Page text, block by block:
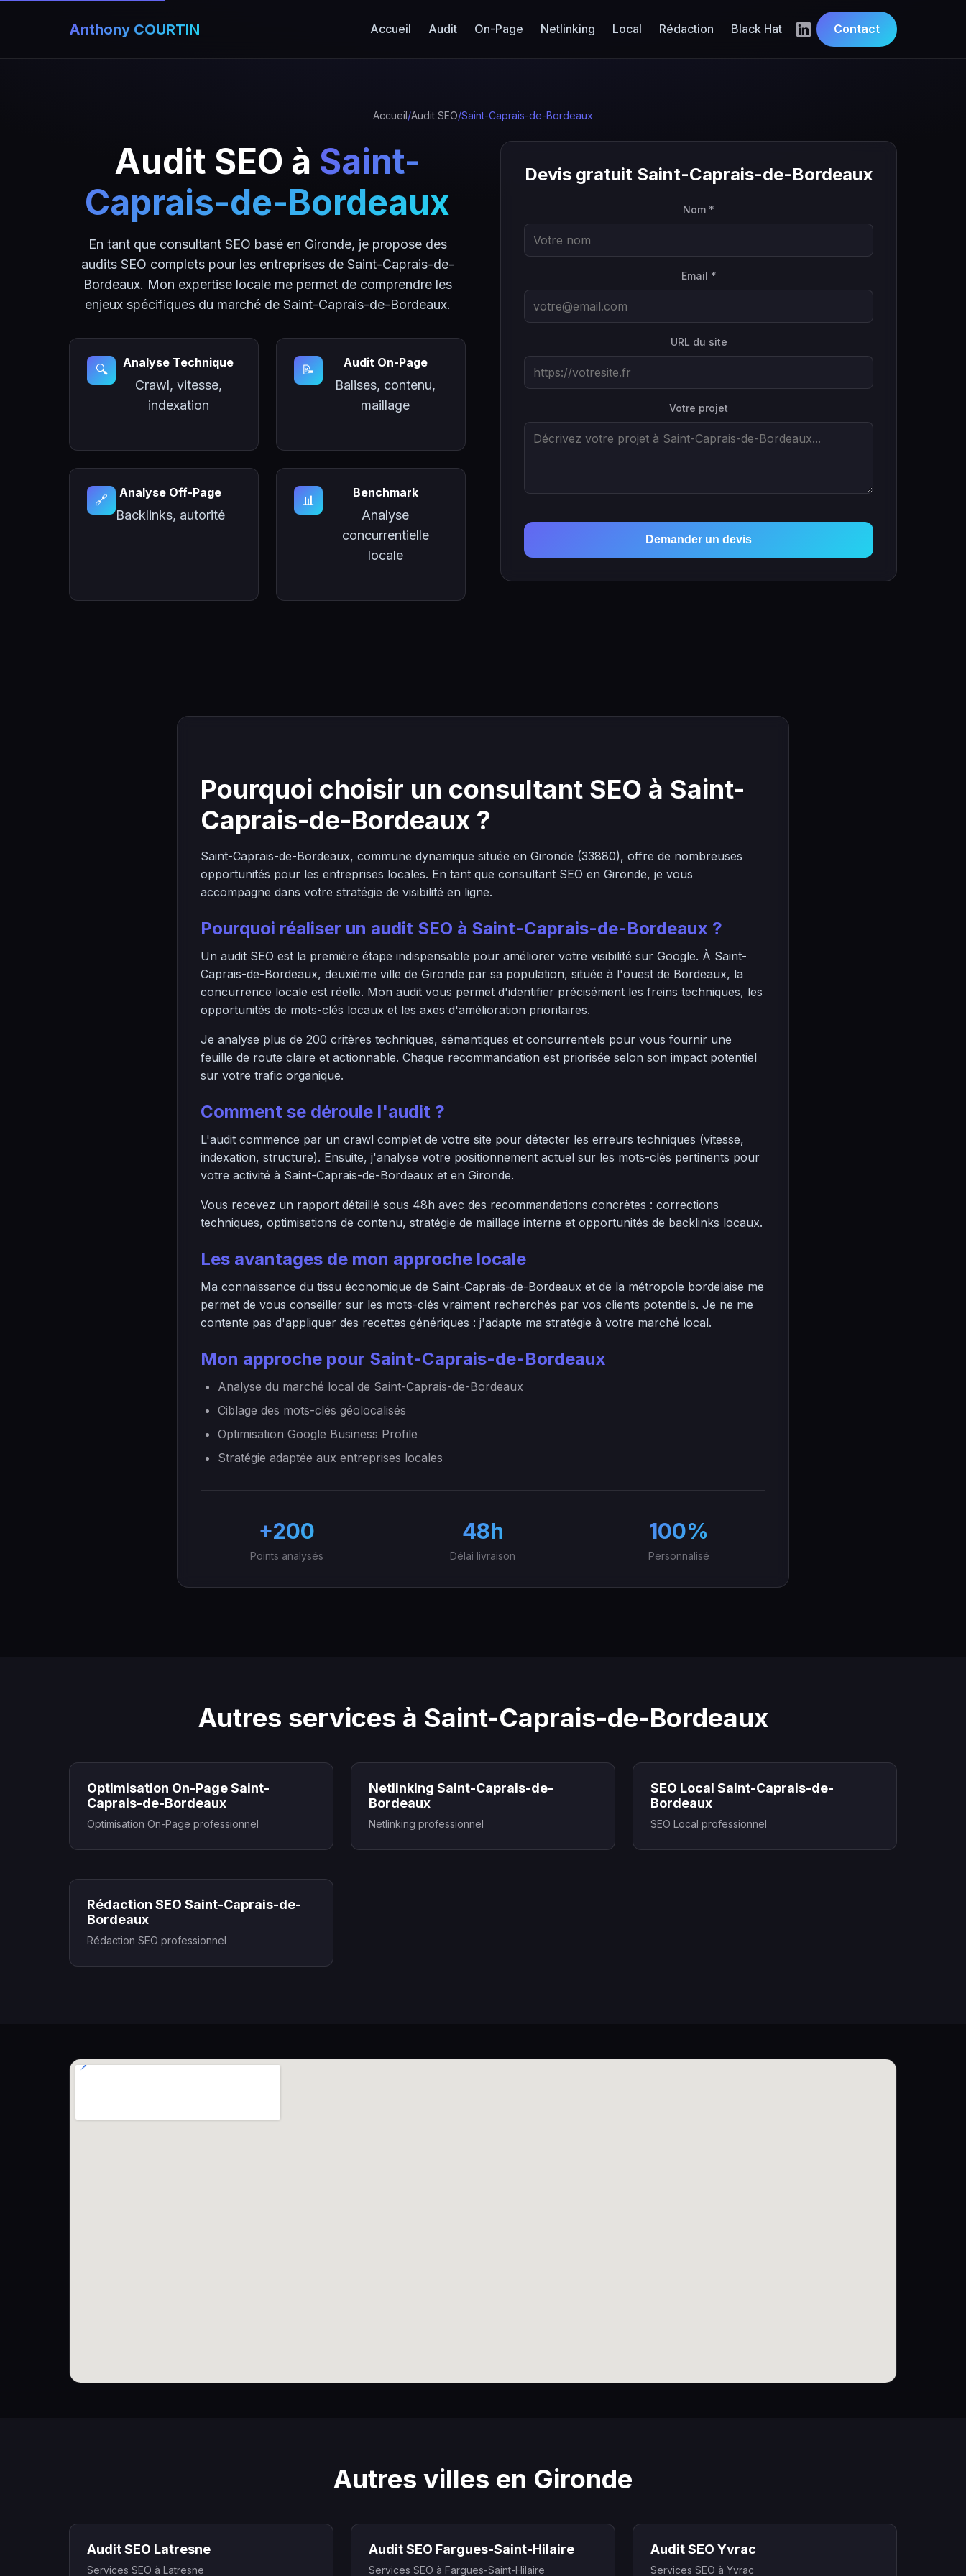
Anthony COURTIN Accueil Audit On-Page Netlinking Local Rédaction Black Hat Contact
Accueil/Audit SEO/Saint-Caprais-de-Bordeaux
Audit SEO à Saint-
Caprais-de-Bordeaux
En tant que consultant SEO basé en Gironde, je propose des
audits SEO complets pour les entreprises de Saint-Caprais-de-
Bordeaux. Mon expertise locale me permet de comprendre les
enjeux spécifiques du marché de Saint-Caprais-de-Bordeaux.
🔍 Analyse Technique
Crawl, vitesse,
indexation
📝 Audit On-Page
Balises, contenu,
maillage
🔗 Analyse Off-Page
Backlinks, autorité
📊 Benchmark
Analyse
concurrentielle
locale
Devis gratuit Saint-Caprais-de-Bordeaux
Nom *
Email *
URL du site
Votre projet
Demander un devis
Pourquoi choisir un consultant SEO à Saint-
Caprais-de-Bordeaux ?
Saint-Caprais-de-Bordeaux, commune dynamique située en Gironde (33880), offre de nombreuses
opportunités pour les entreprises locales. En tant que consultant SEO en Gironde, je vous
accompagne dans votre stratégie de visibilité en ligne.
Pourquoi réaliser un audit SEO à Saint-Caprais-de-Bordeaux ?
Un audit SEO est la première étape indispensable pour améliorer votre visibilité sur Google. À Saint-
Caprais-de-Bordeaux, deuxième ville de Gironde par sa population, située à l'ouest de Bordeaux, la
concurrence locale est réelle. Mon audit vous permet d'identifier précisément les freins techniques, les
opportunités de mots-clés locaux et les axes d'amélioration prioritaires.
Je analyse plus de 200 critères techniques, sémantiques et concurrentiels pour vous fournir une
feuille de route claire et actionnable. Chaque recommandation est priorisée selon son impact potentiel
sur votre trafic organique.
Comment se déroule l'audit ?
L'audit commence par un crawl complet de votre site pour détecter les erreurs techniques (vitesse,
indexation, structure). Ensuite, j'analyse votre positionnement actuel sur les mots-clés pertinents pour
votre activité à Saint-Caprais-de-Bordeaux et en Gironde.
Vous recevez un rapport détaillé sous 48h avec des recommandations concrètes : corrections
techniques, optimisations de contenu, stratégie de maillage interne et opportunités de backlinks locaux.
Les avantages de mon approche locale
Ma connaissance du tissu économique de Saint-Caprais-de-Bordeaux et de la métropole bordelaise me
permet de vous conseiller sur les mots-clés vraiment recherchés par vos clients potentiels. Je ne me
contente pas d'appliquer des recettes génériques : j'adapte ma stratégie à votre marché local.
Mon approche pour Saint-Caprais-de-Bordeaux
Analyse du marché local de Saint-Caprais-de-Bordeaux
Ciblage des mots-clés géolocalisés
Optimisation Google Business Profile
Stratégie adaptée aux entreprises locales
+200
Points analysés
48h
Délai livraison
100%
Personnalisé
Autres services à Saint-Caprais-de-Bordeaux
Optimisation On-Page Saint-
Caprais-de-Bordeaux
Optimisation On-Page professionnel
Netlinking Saint-Caprais-de-
Bordeaux
Netlinking professionnel
SEO Local Saint-Caprais-de-
Bordeaux
SEO Local professionnel
Rédaction SEO Saint-Caprais-de-
Bordeaux
Rédaction SEO professionnel
Autres villes en Gironde
Audit SEO Latresne
Services SEO à Latresne
Audit SEO Fargues-Saint-Hilaire
Services SEO à Fargues-Saint-Hilaire
Audit SEO Yvrac
Services SEO à Yvrac